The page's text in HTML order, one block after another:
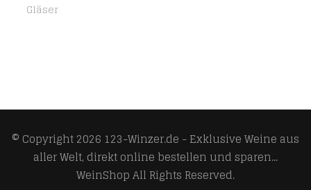
Gläser
© Copyright 2026 123-Winzer.de - Exklusive Weine aus
aller Welt, direkt online bestellen und sparen...
WeinShopAll Rights Reserved.